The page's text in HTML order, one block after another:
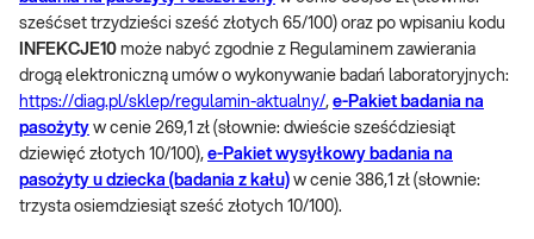
sześćset trzydzieści sześć złotych 65/100) oraz po wpisaniu kodu
INFEKCJE10 może nabyć zgodnie z Regulaminem zawierania
drogą elektroniczną umów o wykonywanie badań laboratoryjnych:
https://diag.pl/sklep/regulamin-aktualny/, e-Pakiet badania na
pasożyty w cenie 269,1 zł (słownie: dwieście sześćdziesiąt
dziewięć złotych 10/100), e-Pakiet wysyłkowy badania na
pasożyty u dziecka (badania z kału) w cenie 386,1 zł (słownie:
trzysta osiemdziesiąt sześć złotych 10/100).